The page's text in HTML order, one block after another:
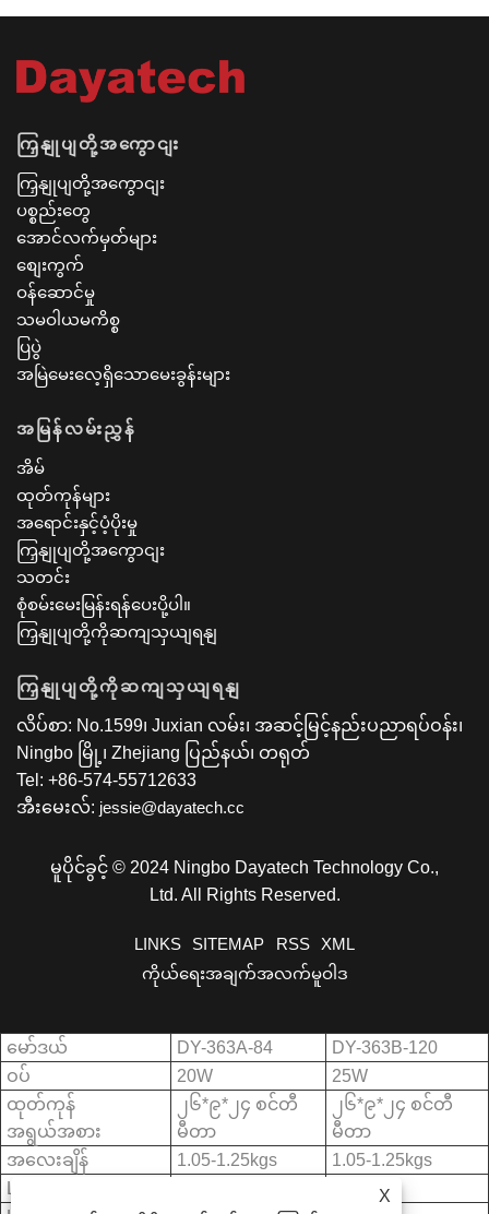
X
ကြှနျုပျတို့အကွောငျး
ကြှနျုပျတို့အကွောငျး
ပစ္စည်းတွေ
အောင်လက်မှတ်များ
စျေးကွက်
ဝန်ဆောင်မှု
သမဝါယမကိစ္စ
ပြပွဲ
အမြဲမေးလေ့ရှိသောမေးခွန်းများ
အမြန်လမ်းညွှန်
အိမ်
ထုတ်ကုန်များ
အရောင်းနှင့်ပံ့ပိုးမှု
ကြှနျုပျတို့အကွောငျး
သတင်း
စုံစမ်းမေးမြန်းရန်ပေးပို့ပါ။
ကြှနျုပျတို့ကိုဆကျသှယျရနျ
ကြှနျုပျတို့ကိုဆကျသှယျရနျ
လိပ်စာ: No.1599၊ Juxian လမ်း၊ အဆင့်မြင့်နည်းပညာရပ်ဝန်း၊
Ningbo မြို့၊ Zhejiang ပြည်နယ်၊ တရုတ်
Tel: +86-574-55712633
အီးမေးလ်: jessie@dayatech.cc
မူပိုင်ခွင့် © 2024 Ningbo Dayatech Technology Co.,
Ltd. All Rights Reserved.
LINKS SITEMAP RSS
XML
ကိုယ်ရေးအချက်အလက်မူဝါဒ
မော်ဒယ် DY-363A-84
DY-363B-120
ဝပ်
20W
25W
ထုတ်ကုန်
အရွယ်အစား
၂၆*၉*၂၄ စင်တီ
မီတာ
၂၆*၉*၂၄ စင်တီ
မီတာ
အလေးချိန်
1.05-1.25kgs
1.05-1.25kgs
LED ပမာဏ
120 PCS